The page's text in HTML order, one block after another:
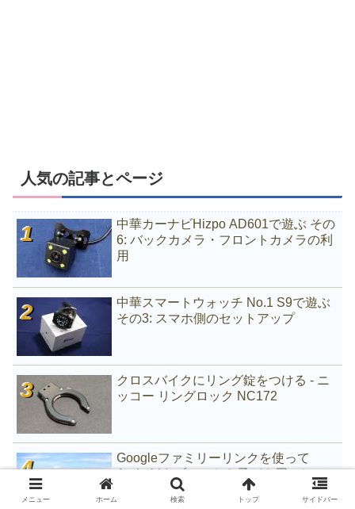
人気の記事とページ
中華カーナビHizpo AD601で遊ぶ その
6: バックカメラ・フロントカメラの利
用
中華スマートウォッチ No.1 S9で遊ぶ
その3: スマホ側のセットアップ
クロスバイクにリング錠をつける - ニ
ッコー リングロック NC172
Googleファミリーリンクを使って
Androidタブレットを子ども用にして
メニュー ホーム 検索 トップ サイドバー